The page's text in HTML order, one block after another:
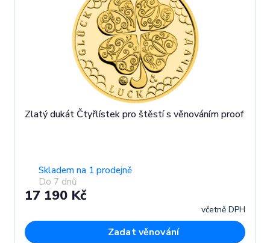
Zlatý dukát Čtyřlístek pro štěstí s věnováním proof
Skladem na 1 prodejně
Do 7 dnů
17 190 Kč
včetně DPH
Zadat věnování